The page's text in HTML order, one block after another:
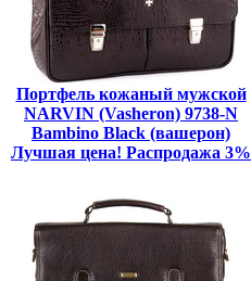
Портфель кожаный мужской
NARVIN (Vasheron) 9738-N
Bambino Black (вашерон)
Лучшая цена! Распродажа 3%